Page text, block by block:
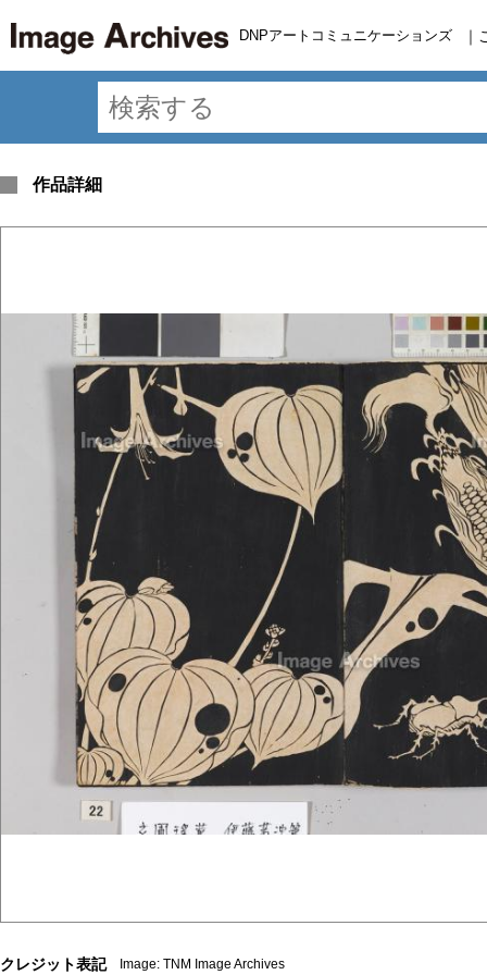
DNPアートコミュニケーションズ ｜
作品詳細
クレジット表記 Image: TNM Image Archives